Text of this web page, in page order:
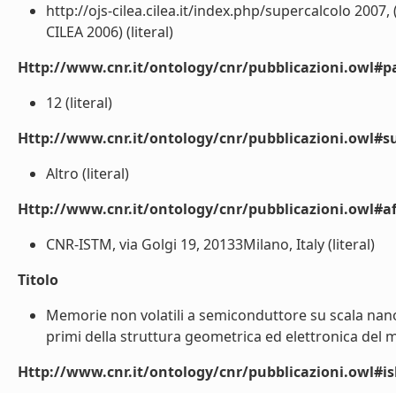
http://ojs-cilea.cilea.it/index.php/supercalcolo
CILEA 2006) (literal)
Http://www.cnr.it/ontology/cnr/
12 (literal)
Http://www.cnr.it/ontology/cnr/
Altro (literal)
Http://www.cnr.it/ontology/cnr/
CNR-ISTM, via Golgi 19, 20133Milano, Italy (literal)
Titolo
Memorie non volatili a semiconduttore su scala
primi della struttura geometrica ed elettronica del
Http://www.cnr.it/ontology/cnr/